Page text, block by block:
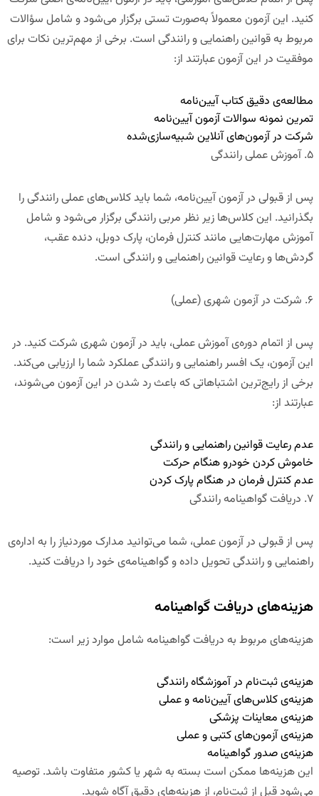
کنید. این آزمون معمولاً به‌صورت تستی برگزار می‌شود و شامل سؤالات
مربوط به قوانین راهنمایی و رانندگی است. برخی از مهم‌ترین نکات برای
موفقیت در این آزمون عبارتند از:
مطالعه‌ی دقیقکتاب آیین‌نامه
تمرین نمونه سوالات آزمون آیین‌نامه
شرکت در آزمون‌های آنلاین شبیه‌سازی‌شده
۵.آموزش عملی رانندگی
پس از قبولی در آزمون آیین‌نامه، شما بایدکلاس‌های عملی رانندگیرا
بگذرانید. این کلاس‌ها زیر نظر مربی رانندگی برگزار می‌شود و شامل
آموزش مهارت‌هایی مانند کنترل فرمان، پارک دوبل، دنده عقب،
گردش‌ها و رعایت قوانین راهنمایی و رانندگی است.
۶. شرکت در آزمون شهری (عملی)
پس از اتمام دوره‌ی آموزش عملی، باید درآزمون شهری شرکت کنید. در
این آزمون، یک افسر راهنمایی و رانندگی عملکرد شما را ارزیابی می‌کند.
برخی از رایج‌ترین اشتباهاتی که باعث رد شدن در این آزمون می‌شوند،
عبارتند از:
عدم رعایت قوانین راهنمایی و رانندگی
خاموش کردن خودرو هنگام حرکت
عدم کنترل فرمان در هنگام پارک کردن
۷. دریافت گواهینامه رانندگی
پس از قبولی در آزمون عملی، شما می‌توانید مدارک موردنیاز را به اداره‌ی
راهنمایی و رانندگی تحویل داده وگواهینامه‌ی خود را دریافت کنید.
هزینه‌های دریافت گواهینامه
هزینه‌های مربوط به دریافت گواهینامه شامل موارد زیر است:
هزینه‌ی ثبت‌نام در آموزشگاه رانندگی
هزینه‌ی کلاس‌های آیین‌نامه و عملی
هزینه‌ی معاینات پزشکی
هزینه‌ی آزمون‌های کتبی و عملی
هزینه‌ی صدور گواهینامه
این هزینه‌ها ممکن است بسته به شهر یا کشور متفاوت باشد. توصیه
می‌شودقبل از ثبت‌نام، از هزینه‌های دقیق آگاه شوید.